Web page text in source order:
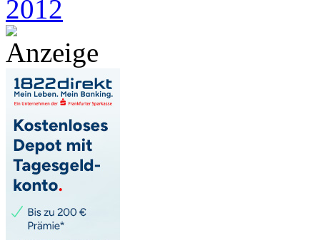
2012
Anzeige